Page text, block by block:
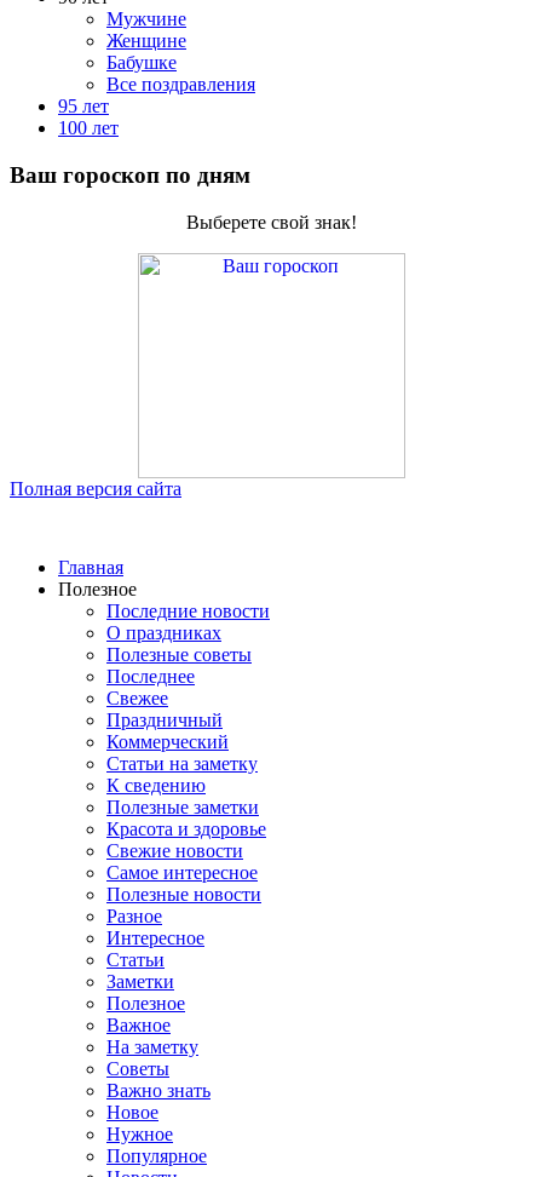
Мужчине
Женщине
Бабушке
Все поздравления
95 лет
100 лет
Ваш гороскоп по дням
Выберете свой знак!
Полная версия сайта
Главная
Полезное
Последние новости
О праздниках
Полезные советы
Последнее
Свежее
Праздничный
Коммерческий
Статьи на заметку
К сведению
Полезные заметки
Красота и здоровье
Свежие новости
Самое интересное
Полезные новости
Разное
Интересное
Статьи
Заметки
Полезное
Важное
На заметку
Советы
Важно знать
Новое
Нужное
Популярное